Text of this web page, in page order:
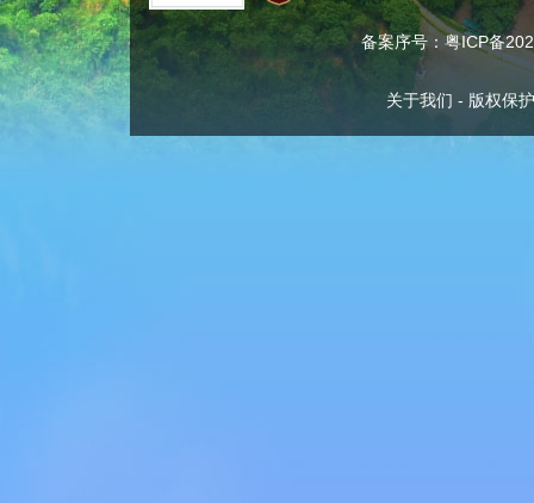
备案序号：粤ICP备
关于我们 - 版权保护